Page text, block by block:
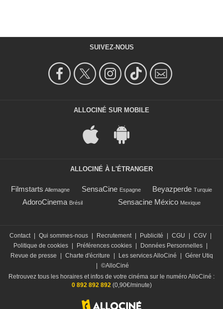
SUIVEZ-NOUS
ALLOCINÉ SUR MOBILE
ALLOCINÉ À L'ÉTRANGER
Filmstarts Allemagne SensaCine Espagne Beyazperde Turquie
AdoroCinema Brésil Sensacine México Mexique
Contact | Qui sommes-nous | Recrutement | Publicité | CGU | CGV |
Politique de cookies | Préférences cookies | Données Personnelles |
Revue de presse
| Charte d'écriture | Les services AlloCiné | Gérer Utiq
| ©AlloCiné
Retrouvez tous les horaires et infos de votre cinéma sur le numéro AlloCiné :
0 892 892 892 (0,90€/minute)